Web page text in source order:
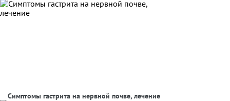
Симптомы гастрита на нервной почве, лечение